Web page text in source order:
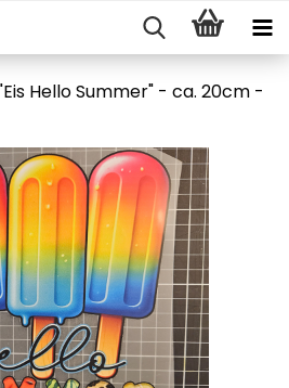
Hello Summer" - ca. 20cm -